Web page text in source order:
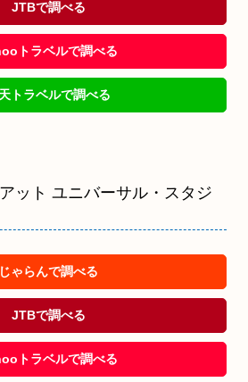
JTBで調べる
トラベルで調べる
トラベルで調べる
ット ユニバーサル・スタジ
じゃらんで調べる
JTBで調べる
トラベルで調べる